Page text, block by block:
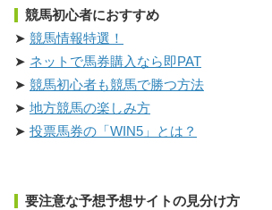
競馬初心者におすすめ
競馬情報特選！
ネットで馬券購入なら即PAT
競馬初心者も競馬で勝つ方法
地方競馬の楽しみ方
投票馬券の「WIN5」とは？
要注意な予想予想サイトの見分け方